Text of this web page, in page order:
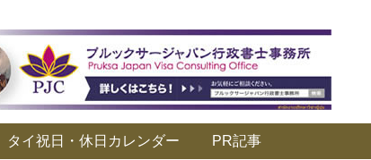
タイ祝日・休日カレンダー PR記事